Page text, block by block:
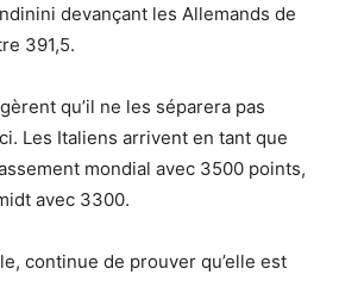
devançant les Allemands de
391,5.
qu’il ne les séparera pas
Les Italiens arrivent en tant que
mondial avec 3500 points,
avec 3300.
continue de prouver qu’elle est